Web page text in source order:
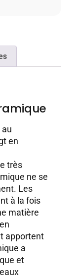
en
très
ne se
Les
à la fois
matière
apportent
a
et